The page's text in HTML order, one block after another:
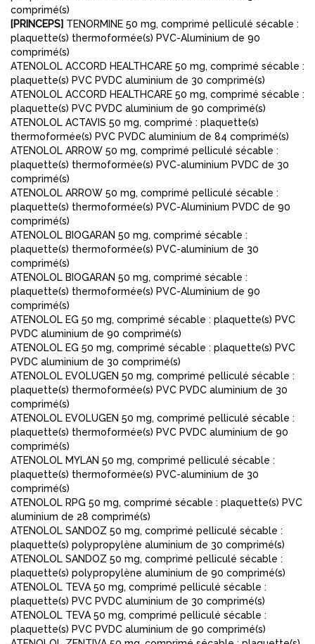
comprimé(s)
[PRINCEPS] TENORMINE 50 mg, comprimé pelliculé sécable :
plaquette(s) thermoformée(s) PVC-Aluminium de 90
comprimé(s)
ATENOLOL ACCORD HEALTHCARE 50 mg, comprimé sécable :
plaquette(s) PVC PVDC aluminium de 30 comprimé(s)
ATENOLOL ACCORD HEALTHCARE 50 mg, comprimé sécable :
plaquette(s) PVC PVDC aluminium de 90 comprimé(s)
ATENOLOL ACTAVIS 50 mg, comprimé : plaquette(s)
thermoformée(s) PVC PVDC aluminium de 84 comprimé(s)
ATENOLOL ARROW 50 mg, comprimé pelliculé sécable :
plaquette(s) thermoformée(s) PVC-aluminium PVDC de 30
comprimé(s)
ATENOLOL ARROW 50 mg, comprimé pelliculé sécable :
plaquette(s) thermoformée(s) PVC-Aluminium PVDC de 90
comprimé(s)
ATENOLOL BIOGARAN 50 mg, comprimé sécable :
plaquette(s) thermoformée(s) PVC-aluminium de 30
comprimé(s)
ATENOLOL BIOGARAN 50 mg, comprimé sécable :
plaquette(s) thermoformée(s) PVC-Aluminium de 90
comprimé(s)
ATENOLOL EG 50 mg, comprimé sécable : plaquette(s) PVC
PVDC aluminium de 90 comprimé(s)
ATENOLOL EG 50 mg, comprimé sécable : plaquette(s) PVC
PVDC aluminium de 30 comprimé(s)
ATENOLOL EVOLUGEN 50 mg, comprimé pelliculé sécable :
plaquette(s) thermoformée(s) PVC PVDC aluminium de 30
comprimé(s)
ATENOLOL EVOLUGEN 50 mg, comprimé pelliculé sécable :
plaquette(s) thermoformée(s) PVC PVDC aluminium de 90
comprimé(s)
ATENOLOL MYLAN 50 mg, comprimé pelliculé sécable :
plaquette(s) thermoformée(s) PVC-aluminium de 30
comprimé(s)
ATENOLOL RPG 50 mg, comprimé sécable : plaquette(s) PVC
aluminium de 28 comprimé(s)
ATENOLOL SANDOZ 50 mg, comprimé pelliculé sécable :
plaquette(s) polypropylène aluminium de 30 comprimé(s)
ATENOLOL SANDOZ 50 mg, comprimé pelliculé sécable :
plaquette(s) polypropylène aluminium de 90 comprimé(s)
ATENOLOL TEVA 50 mg, comprimé pelliculé sécable :
plaquette(s) PVC PVDC aluminium de 30 comprimé(s)
ATENOLOL TEVA 50 mg, comprimé pelliculé sécable :
plaquette(s) PVC PVDC aluminium de 90 comprimé(s)